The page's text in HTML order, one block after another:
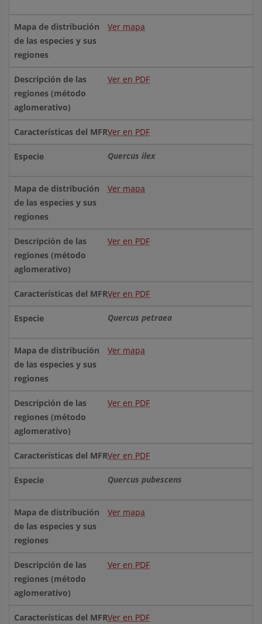
Ver mapa
Ver en PDF
Ver en PDF
Quercus ilex
Ver mapa
Ver en PDF
Ver en PDF
Quercus petraea
Ver mapa
Ver en PDF
Ver en PDF
Quercus pubescens
Ver mapa
Ver en PDF
Ver en PDF